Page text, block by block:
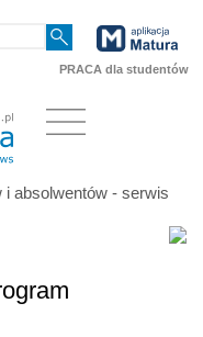
PRACA dla studentów
absolwentów - serwis